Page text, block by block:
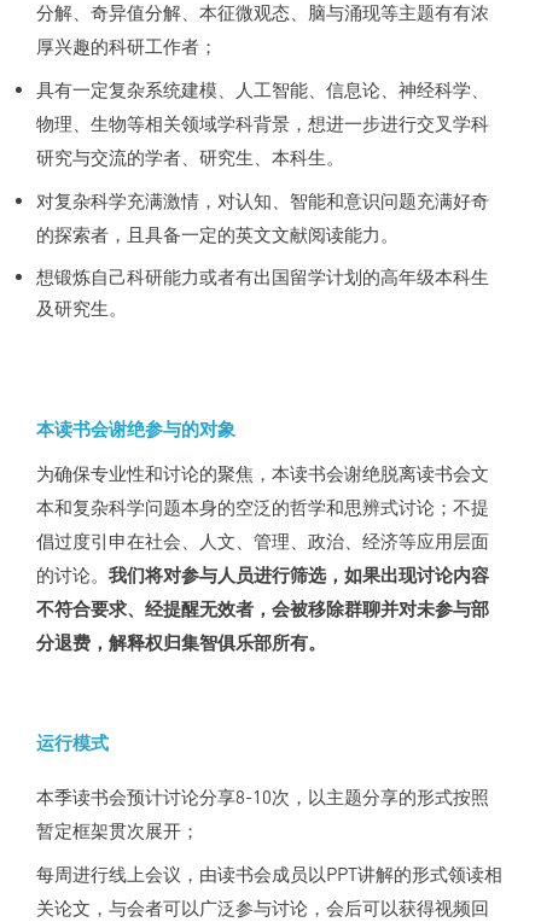
分解、奇异值分解、本征微观态、脑与涌现等主题有有浓
厚兴趣的科研工作者；
具有一定复杂系统建模、人工智能、信息论、神经科学、
物理、生物等相关领域学科背景，想进一步进行交叉学科
研究与交流的学者、研究生、本科生。
对复杂科学充满激情，对认知、智能和意识问题充满好奇
的探索者，且具备一定的英文文献阅读能力。
想锻炼自己科研能力或者有出国留学计划的高年级本科生
及研究生。
本读书会谢绝参与的对象
为确保专业性和讨论的聚焦，本读书会谢绝脱离读书会文
本和复杂科学问题本身的空泛的哲学和思辨式讨论；不提
倡过度引申在社会、人文、管理、政治、经济等应用层面
的讨论。 我们将对参与人员进行筛选，如果出现讨论内容
不符合要求、经提醒无效者，会被移除群聊并对未参与部
分退费，解释权归集智俱乐部所有。
运行模式
本季读书会预计讨论分享8-10次，以主题分享的形式按照
暂定框架贯次展开；
每周进行线上会议，由读书会成员以PPT讲解的形式领读相
关论文，与会者可以广泛参与讨论，会后可以获得视频回